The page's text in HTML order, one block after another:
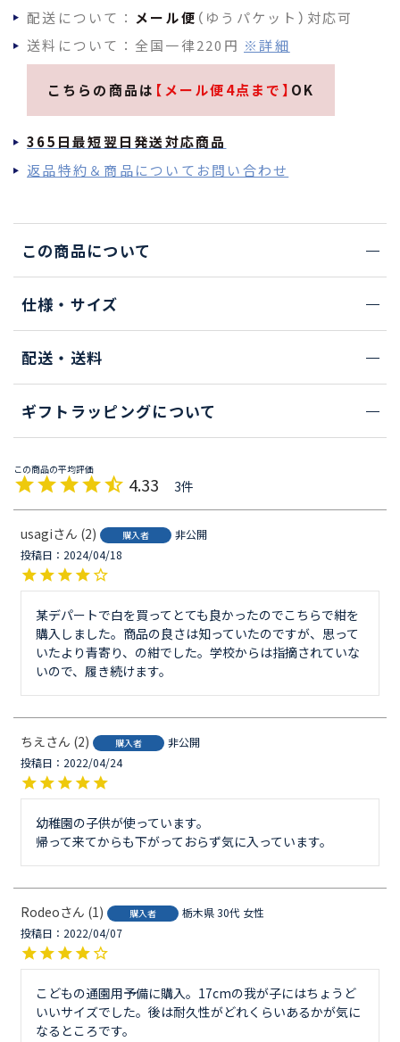
配送について： メール便 （ゆうパケット）対応可
送料について：全国一律220円 ※詳細
こちらの商品は 【メール便4点まで】 OK
365日最短翌日発送対応商品
返品特約＆商品についてお問い合わせ
この商品について
仕様・サイズ
配送・送料
ギフトラッピングについて
4.33 3
usagi 2 購入者
非公開
投稿日
2024/04/18
某デパートで白を買ってとても良かったのでこちらで紺を
購入しました。商品の良さは知っていたのですが、思って
いたより青寄り、の紺でした。学校からは指摘されていな
いので、履き続けます。
ちえ 2 購入者
非公開
投稿日
2022/04/24
幼稚園の子供が使っています。
帰って来てからも下がっておらず気に入っています。
Rodeo 1 購入者 栃木県30代 女性
投稿日
2022/04/07
こどもの通園用予備に購入。17cmの我が子にはちょうど
いいサイズでした。後は耐久性がどれくらいあるかが気に
なるところです。